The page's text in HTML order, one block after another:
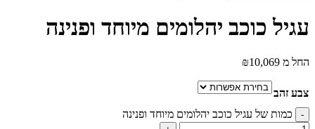
עגיל כוכב יהלומים מיוחד ופנינה
החל מ ₪10,069
צבע זהב
כמות של עגיל כוכב יהלומים מיוחד ופנינה